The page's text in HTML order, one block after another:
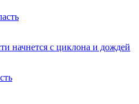
начнется с циклона и дождей